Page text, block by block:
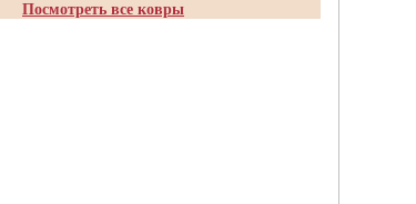
Посмотреть все ковры